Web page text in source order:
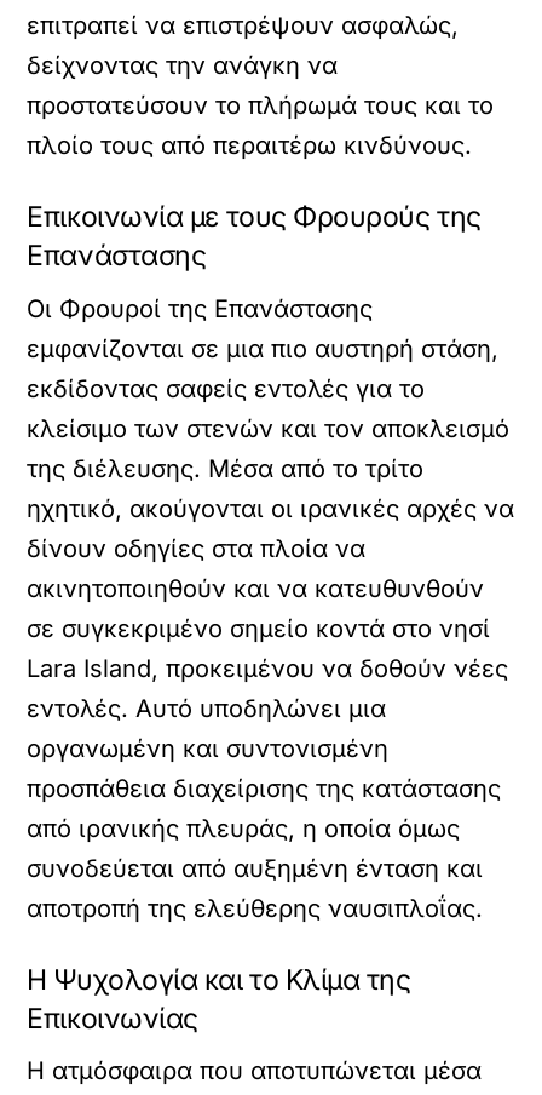
επιτραπεί να επιστρέψουν ασφαλώς,
δείχνοντας την ανάγκη να
προστατεύσουν το πλήρωμά τους και το
πλοίο τους από περαιτέρω κινδύνους.
Επικοινωνία με τους Φρουρούς της
Επανάστασης
Οι Φρουροί της Επανάστασης
εμφανίζονται σε μια πιο αυστηρή στάση,
εκδίδοντας σαφείς εντολές για το
κλείσιμο των στενών και τον αποκλεισμό
της διέλευσης. Μέσα από το τρίτο
ηχητικό, ακούγονται οι ιρανικές αρχές να
δίνουν οδηγίες στα πλοία να
ακινητοποιηθούν και να κατευθυνθούν
σε συγκεκριμένο σημείο κοντά στο νησί
Lara Island, προκειμένου να δοθούν νέες
εντολές. Αυτό υποδηλώνει μια
οργανωμένη και συντονισμένη
προσπάθεια διαχείρισης της κατάστασης
από ιρανικής πλευράς, η οποία όμως
συνοδεύεται από αυξημένη ένταση και
αποτροπή της ελεύθερης ναυσιπλοΐας.
Η Ψυχολογία και το Κλίμα της
Επικοινωνίας
Η ατμόσφαιρα που αποτυπώνεται μέσα